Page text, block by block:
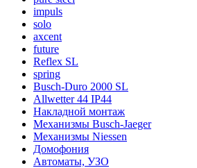
impuls
solo
axcent
future
Reflex SL
spring
Busch-Duro 2000 SL
Allwetter 44 IP44
Накладной монтаж
Механизмы Busch-Jaeger
Механизмы Niessen
Домофония
Автоматы, УЗО